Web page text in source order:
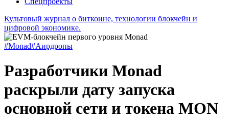
Культовый журнал о биткоине, технологии блокчейн и
цифровой экономике.
#Monad#Аирдропы
Разработчики Monad
раскрыли дату запуска
основной сети и токена MON